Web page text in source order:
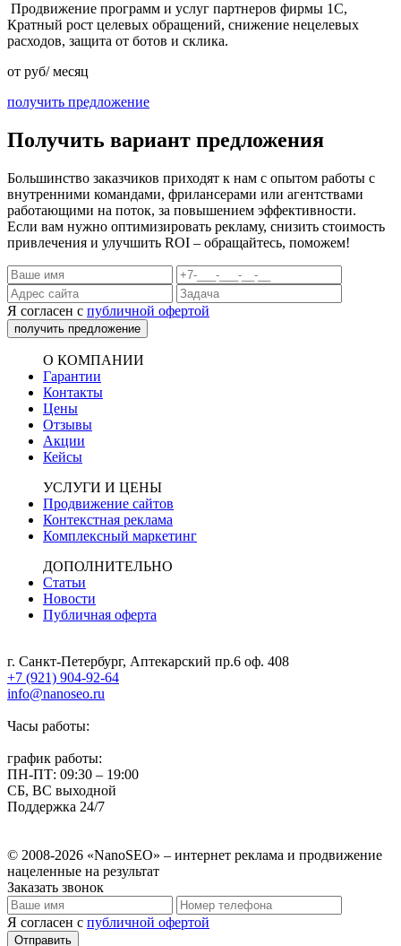
Продвижение программ и услуг партнеров фирмы 1С,
Кратный рост целевых обращений, снижение нецелевых
расходов, защита от ботов и склика.
от руб/ месяц
получить предложение
Получить вариант предложения
Большинство заказчиков приходят к нам с опытом работы с
внутренними командами, фрилансерами или агентствами
работающими на поток, за повышением эффективности.
Если вам нужно оптимизировать рекламу, снизить стоимость
привлечения и улучшить ROI – обращайтесь, поможем!
Я согласен с публичной офертой
получить предложение
О КОМПАНИИ
Гарантии
Контакты
Цены
Отзывы
Акции
Кейсы
УСЛУГИ И ЦЕНЫ
Продвижение сайтов
Контекстная реклама
Комплексный маркетинг
ДОПОЛНИТЕЛЬНО
Статьи
Новости
Публичная оферта
г. Санкт-Петербург, Аптекарский пр.6 оф. 408
+7 (921) 904-92-64
info@nanoseo.ru
Часы работы:
график работы:
ПН-ПТ: 09:30 – 19:00
СБ, ВС выходной
Поддержка 24/7
© 2008-2026 «NanoSEO» – интернет реклама и продвижение
нацеленные на результат
Заказать звонок
Я согласен с публичной офертой
Отправить